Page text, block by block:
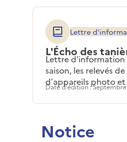
L'Écho des
Lettre
Lettre d'information
saison, les relevés
d’appareils photo
Date d'édition :
Notice